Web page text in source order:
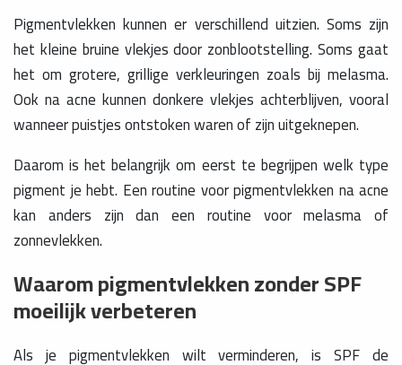
Pigmentvlekken kunnen er verschillend uitzien. Soms zijn
het kleine bruine vlekjes door zonblootstelling. Soms gaat
het om grotere, grillige verkleuringen zoals bij melasma.
Ook na acne kunnen donkere vlekjes achterblijven, vooral
wanneer puistjes ontstoken waren of zijn uitgeknepen.
Daarom is het belangrijk om eerst te begrijpen welk type
pigment je hebt. Een routine voor pigmentvlekken na acne
kan anders zijn dan een routine voor melasma of
zonnevlekken.
Waarom pigmentvlekken zonder SPF
moeilijk verbeteren
Als je pigmentvlekken wilt verminderen, is SPF de